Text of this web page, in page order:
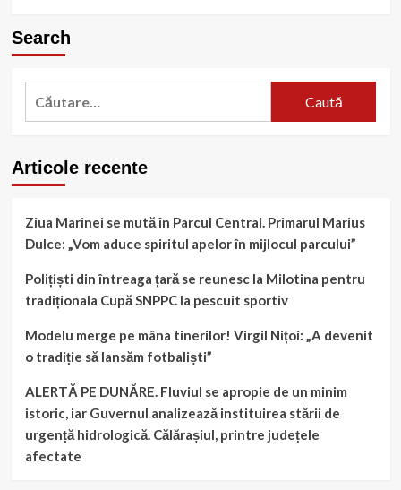
Search
Caută
Articole recente
Ziua Marinei se mută în Parcul Central. Primarul Marius
Dulce: „Vom aduce spiritul apelor în mijlocul parcului”
Polițiști din întreaga țară se reunesc la Milotina pentru
tradiționala Cupă SNPPC la pescuit sportiv
Modelu merge pe mâna tinerilor! Virgil Nițoi: „A devenit
o tradiție să lansăm fotbaliști”
ALERTĂ PE DUNĂRE. Fluviul se apropie de un minim
istoric, iar Guvernul analizează instituirea stării de
urgență hidrologică. Călărașiul, printre județele
afectate